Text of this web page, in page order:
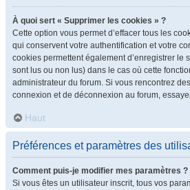
À quoi sert « Supprimer les cookies » ?
Cette option vous permet d’effacer tous les
qui conservent votre authentification et votre
cookies permettent également d’enregistrer le
sont lus ou non lus) dans le cas où cette
administrateur du forum. Si vous rencontrez
connexion et de déconnexion au forum,
Haut
Préférences et paramètres des
Comment puis-je modifier mes paramètres ?
Si vous êtes un utilisateur inscrit, tous vos